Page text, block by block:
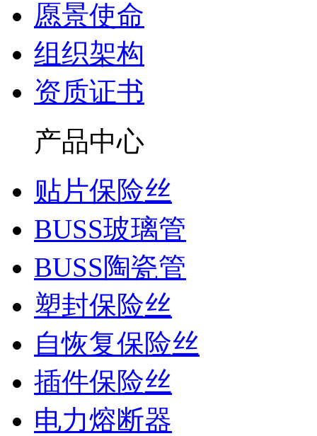
愿景使命
组织架构
资质证书
产品中心
贴片保险丝
BUSS玻璃管
BUSS陶瓷管
塑封保险丝
自恢复保险丝
插件保险丝
电力熔断器